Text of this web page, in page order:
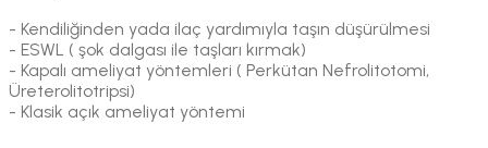
- Kendiliğinden yada ilaç yardımıyla taşın düşürülmesi
- ESWL ( şok dalgası ile taşları kırmak)
- Kapalı ameliyat yöntemleri ( Perkütan Nefrolitotomi,
Üreterolitotripsi)
- Klasik açık ameliyat yöntemi